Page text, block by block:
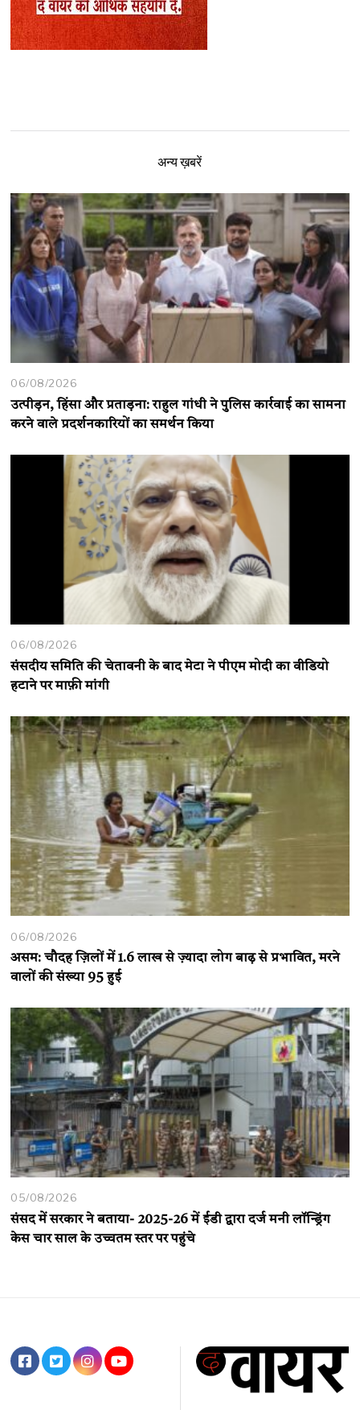
अन्य ख़बरें
06/08/2026
उत्पीड़न, हिंसा और प्रताड़ना: राहुल गांधी ने पुलिस कार्रवाई का सामना
करने वाले प्रदर्शनकारियों का समर्थन किया
06/08/2026
संसदीय समिति की चेतावनी के बाद मेटा ने पीएम मोदी का वीडियो
हटाने पर माफ़ी मांगी
06/08/2026
असम: चौदह ज़िलों में 1.6 लाख से ज़्यादा लोग बाढ़ से प्रभावित, मरने
वालों की संख्या 95 हुई
05/08/2026
संसद में सरकार ने बताया- 2025-26 में ईडी द्वारा दर्ज मनी लॉन्ड्रिंग
केस चार साल के उच्चतम स्तर पर पहुंचे